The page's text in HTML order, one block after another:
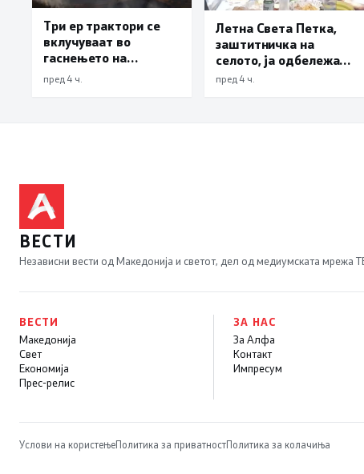
Три ер трактори се
вклучуваат во
гаснењето на
пожарот во Сопиште
пред 4 ч.
Летна Света Петка,
заштитничка на
селото, ја одбележаа
Македонците во село
пред 4 ч.
ВЕСТИ
Независни вести од Македонија и светот, дел од медиумската мрежа
ВЕСТИ
Македонија
Свет
Економија
Прес-релис
ЗА НАС
За Алфа
Контакт
Импресум
Услови на користењеПолитика за приватностПолитика за колачиња